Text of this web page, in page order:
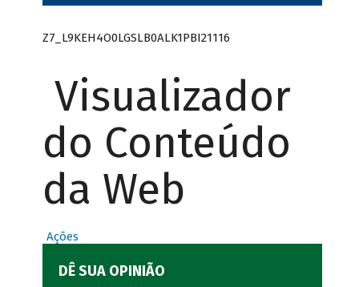
Z7_L9KEH4O0LGSLB0ALK1PBI21116
Visualizador
do Conteúdo
da Web
Ações
DÊ SUA OPINIÃO